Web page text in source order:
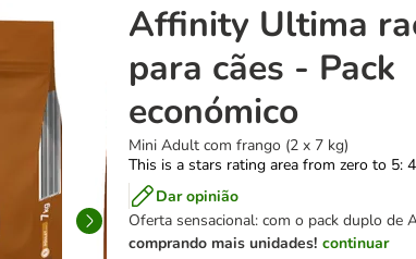
Affinity Ultima
para cães - Pack
económico
Mini Adult com frango (2 x 7 kg)
This is a stars rating area from zero to 5:
Dar opinião
Oferta sensacional: com o pack duplo
comprando mais unidades! continuar